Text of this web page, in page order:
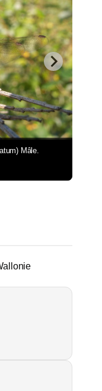
Mâle.